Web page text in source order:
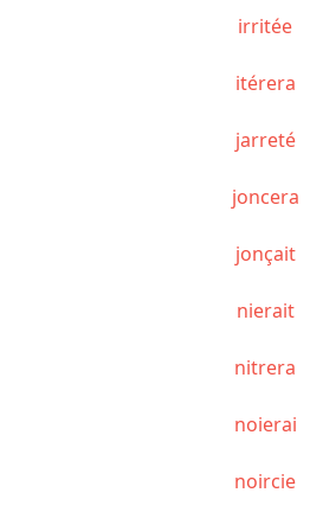
irritée
itérera
jarreté
joncera
jonçait
nierait
nitrera
noierai
noircie